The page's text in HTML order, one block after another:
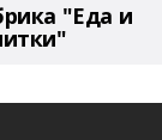
"Еда и